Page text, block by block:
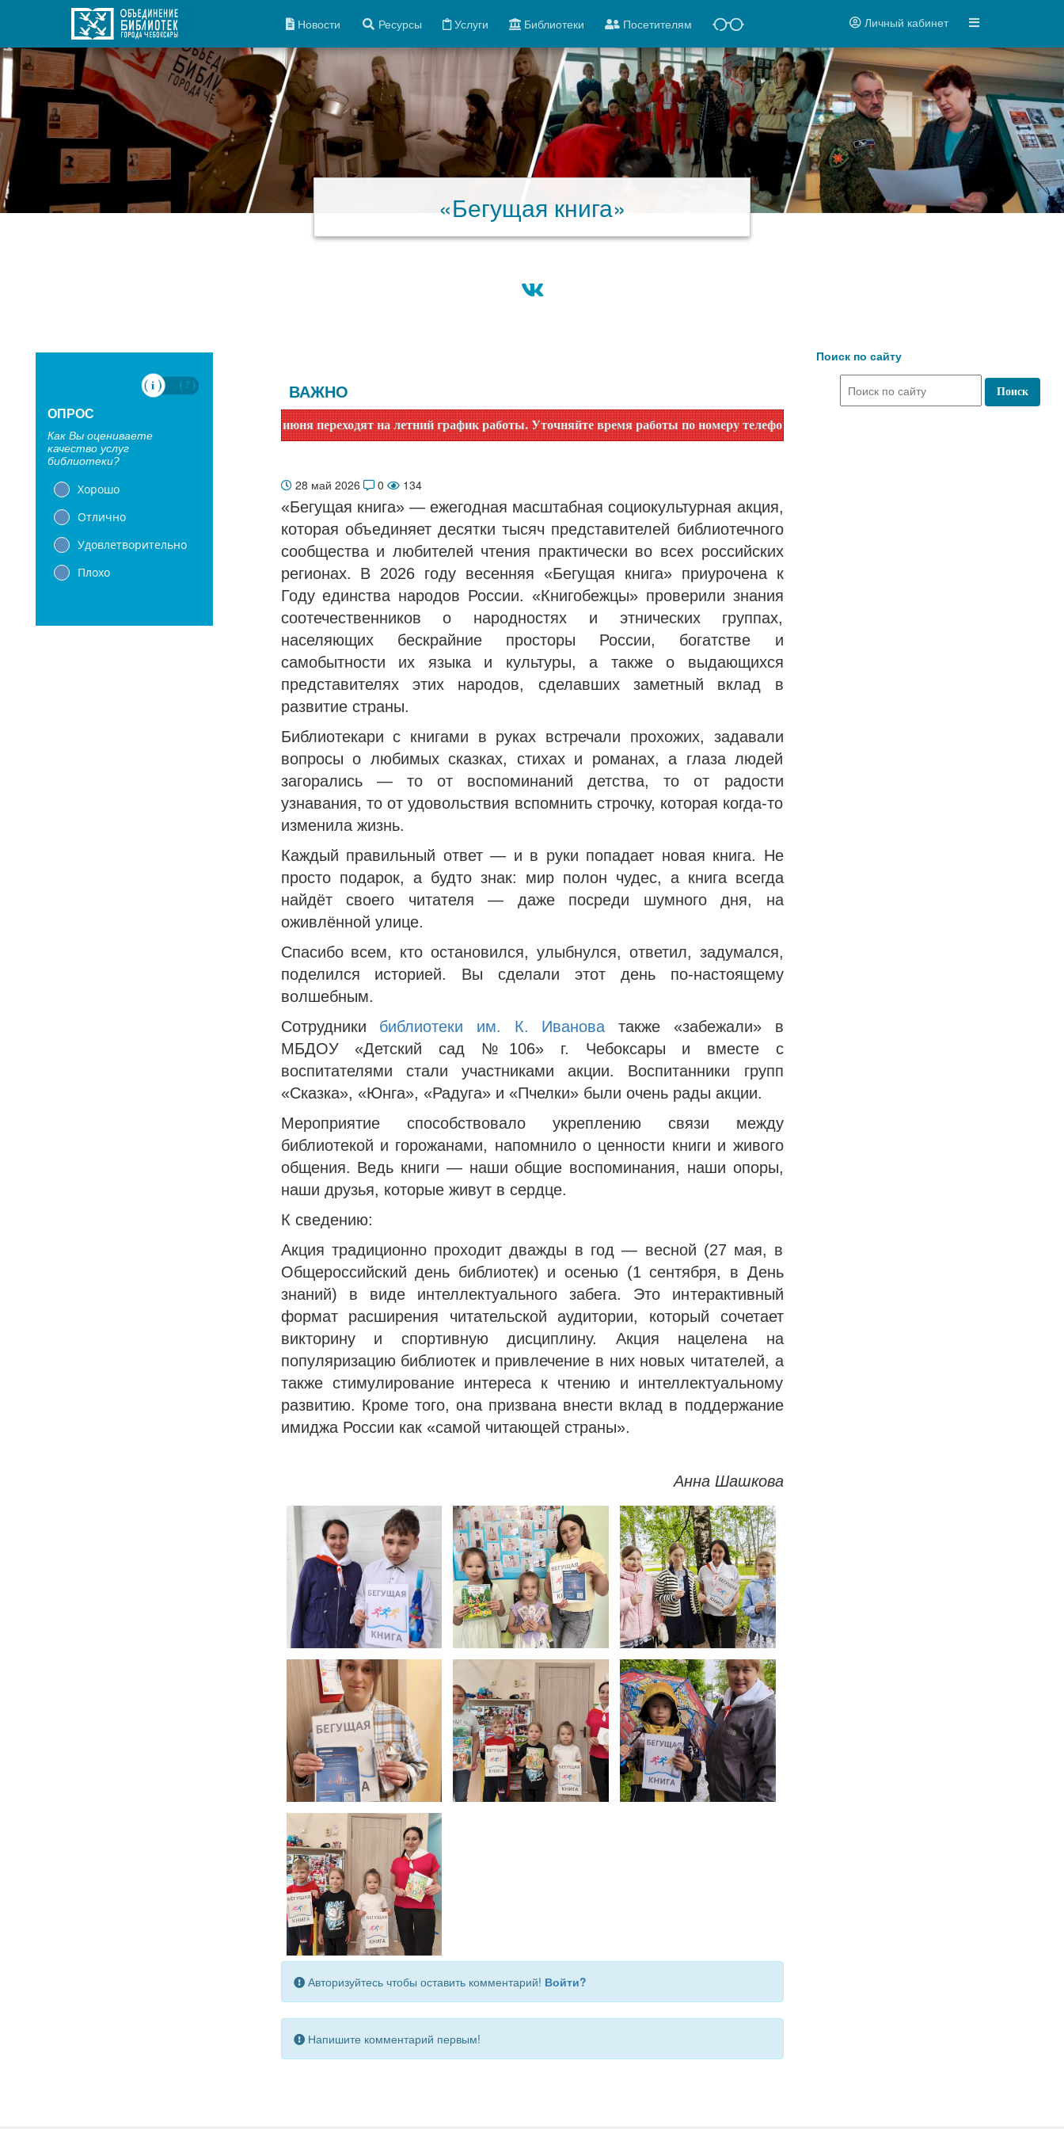
Новости Ресурсы Услуги Библиотеки Посетителям Личный кабинет
«Бегущая книга»
ОПРОС
Как Вы оцениваете
качество услуг
библиотеки?
Хорошо
Отлично
Удовлетворительно
Плохо
ВАЖНО
Сообщаем, что библиотеки с 1 июня переходят на летний график работы. Уточняйте время работы по номеру телефона или на сайте в разделе "Библиотеки"!
28 май 2026 0 134
«Бегущая книга» — ежегодная масштабная социокультурная акция,
которая объединяет десятки тысяч представителей библиотечного
сообщества и любителей чтения практически во всех российских
регионах. В 2026 году весенняя «Бегущая книга» приурочена к
Году единства народов России. «Книгобежцы» проверили знания
соотечественников о народностях и этнических группах,
населяющих бескрайние просторы России, богатстве и
самобытности их языка и культуры, а также о выдающихся
представителях этих народов, сделавших заметный вклад в
развитие страны.
Библиотекари с книгами в руках встречали прохожих, задавали
вопросы о любимых сказках, стихах и романах, а глаза людей
загорались — то от воспоминаний детства, то от радости
узнавания, то от удовольствия вспомнить строчку, которая когда‑то
изменила жизнь.
Каждый правильный ответ — и в руки попадает новая книга. Не
просто подарок, а будто знак: мир полон чудес, а книга всегда
найдёт своего читателя — даже посреди шумного дня, на
оживлённой улице.
Спасибо всем, кто остановился, улыбнулся, ответил, задумался,
поделился историей. Вы сделали этот день по-настоящему
волшебным.
Сотрудники библиотеки им. К. Иванова также «забежали» в
МБДОУ «Детский сад №106» г. Чебоксары и вместе с
воспитателями стали участниками акции. Воспитанники групп
«Сказка», «Юнга», «Радуга» и «Пчелки» были очень рады акции.
Мероприятие способствовало укреплению связи между
библиотекой и горожанами, напомнило о ценности книги и живого
общения. Ведь книги — наши общие воспоминания, наши опоры,
наши друзья, которые живут в сердце.
К сведению:
Акция традиционно проходит дважды в год — весной (27 мая, в
Общероссийский день библиотек) и осенью (1 сентября, в День
знаний) в виде интеллектуального забега. Это интерактивный
формат расширения читательской аудитории, который сочетает
викторину и спортивную дисциплину. Акция нацелена на
популяризацию библиотек и привлечение в них новых читателей, а
также стимулирование интереса к чтению и интеллектуальному
развитию. Кроме того, она призвана внести вклад в поддержание
имиджа России как «самой читающей страны».
Анна Шашкова
Авторизуйтесь чтобы оставить комментарий! Войти?
Напишите комментарий первым!
Поиск по сайту